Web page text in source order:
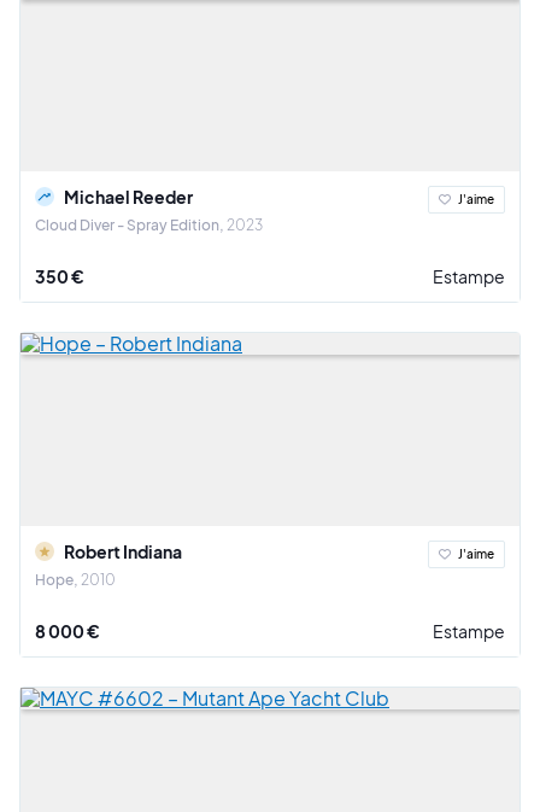
Michael Reeder
Cloud Diver - Spray Edition 2023
J'aime
350 € Estampe
Robert Indiana
Hope 2010
J'aime
8 000 € Estampe